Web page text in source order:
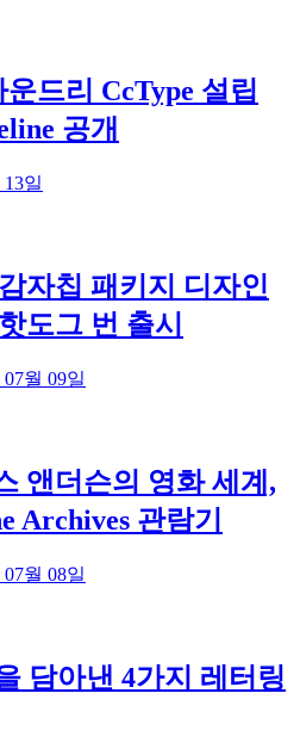
드리 CcType 설립
공개
일
자칩 패키지 디자인
도그 번 출시
07월 09일
앤더슨의 영화 세계,
Archives 관람기
07월 08일
담아낸 4가지 레터링